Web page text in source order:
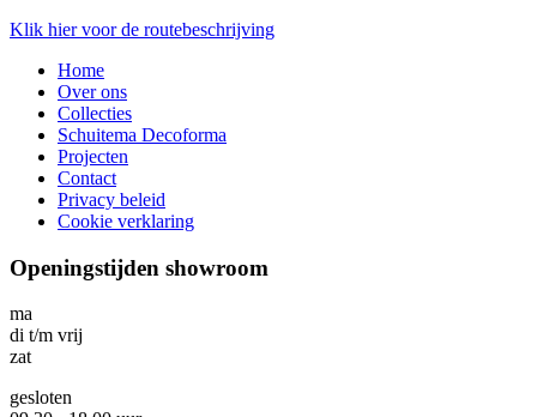
Klik hier voor de routebeschrijving
Home
Over ons
Collecties
Schuitema Decoforma
Projecten
Contact
Privacy beleid
Cookie verklaring
Openingstijden showroom
ma
di t/m vrij
zat
gesloten